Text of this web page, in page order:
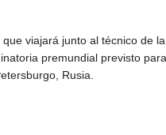
viajará junto al técnico de
premundial previsto
Rusia.